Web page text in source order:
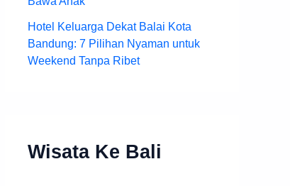
Hotel Keluarga Dekat Balai Kota
Bandung: 7 Pilihan Nyaman untuk
Weekend Tanpa Ribet
Wisata Ke Bali